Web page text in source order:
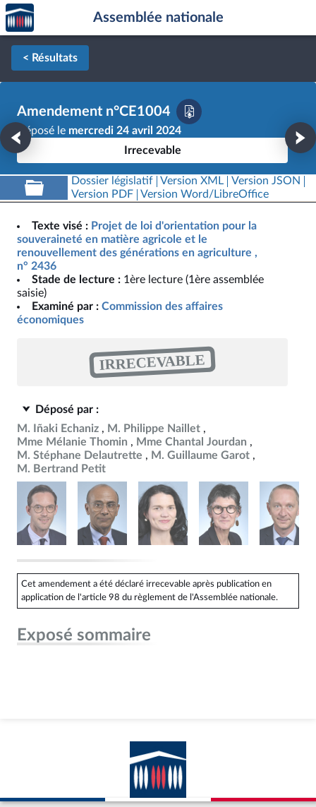
Aller au contenu
Aller en bas de la page
Accèder
à la
page
d'accueil
Assemblée nationale
< Résultats
Amendement n°CE1004
Déposé le mercredi 24 avril 2024
Irrecevable
Dossier législatif Version XML
Version JSON
Version PDF
Version Word/LibreOffice
Texte visé : Projet de loi d'orientation pour la
souveraineté en matière agricole et le
renouvellement des générations en agriculture ,
n° 2436
Stade de lecture : 1ère lecture (1ère assemblée
saisie)
Examiné par : Commission des affaires
économiques
IRRECEVABLE
Déposé par :
M. Iñaki Echaniz
M. Philippe Naillet
Mme Mélanie Thomin
Mme Chantal Jourdan
M. Stéphane Delautrette
M. Guillaume Garot
M. Bertrand Petit
Cet amendement a été déclaré irrecevable après publication en
application de l'article 98 du règlement de l'Assemblée nationale.
Exposé sommaire